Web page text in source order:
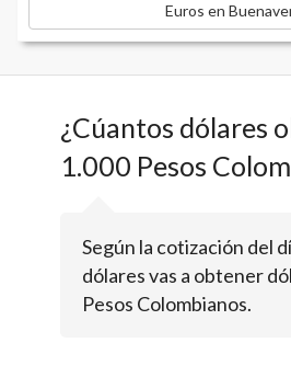
Euros en
¿Cúantos dólares
1.000 Pesos
Según la cotización del
dólares vas a obtener
Pesos Colombianos.